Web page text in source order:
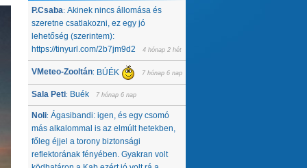
P.Csaba: Akinek nincs állomása és
szeretne csatlakozni, ez egy jó
lehetőség (szerintem):
https://tinyurl.com/2b7jm9d2
4 hónap 2 hét
VMeteo-Zooltán: BÚÉK 7 hónap 6 nap
Sala Peti: Buék 7 hónap 6 nap
Noli: Ágasibandi: igen, és egy csomó
más alkalommal is az elmúlt hetekben,
főleg éjjel a torony biztonsági
reflektorának fényében. Gyakran volt